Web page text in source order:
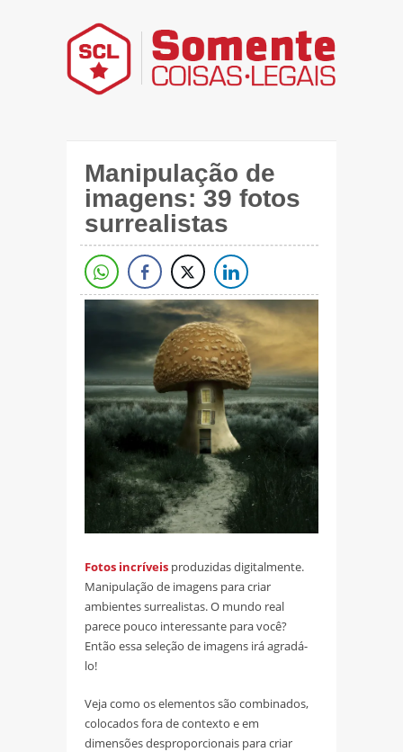
Manipulação de
imagens: 39 fotos
surrealistas
Fotos incríveis produzidas digitalmente.
Manipulação de imagens para criar
ambientes surrealistas. O mundo real
parece pouco interessante para você?
Então essa seleção de imagens irá agradá-
lo!
Veja como os elementos são combinados,
colocados fora de contexto e em
dimensões desproporcionais para criar